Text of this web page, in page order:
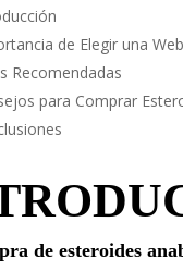
de Elegir una
Recomendadas
para Comprar
de esteroides